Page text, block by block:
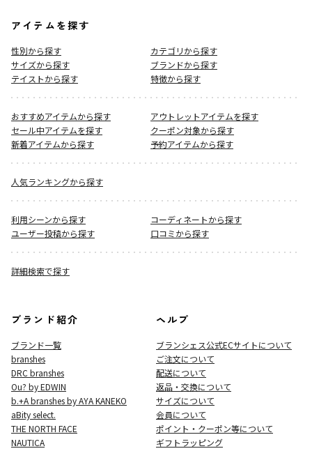
アイテムを探す
性別から探す
カテゴリから探す
サイズから探す
ブランドから探す
テイストから探す
特徴から探す
おすすめアイテムから探す
アウトレットアイテムを探す
セール中アイテムを探す
クーポン対象から探す
新着アイテムから探す
予約アイテムから探す
人気ランキングから探す
利用シーンから探す
コーディネートから探す
ユーザー投稿から探す
口コミから探す
詳細検索で探す
ブランド紹介
ブランド一覧
branshes
DRC branshes
Ou? by EDWIN
b.+A branshes by AYA KANEKO
aBity select.
THE NORTH FACE
NAUTICA
ヘルプ
ブランシェス公式ECサイトについて
ご注文について
配送について
返品・交換について
サイズについて
会員について
ポイント・クーポン等について
ギフトラッピング